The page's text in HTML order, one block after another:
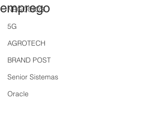
NEGÓCIOS
5G
AGROTECH
BRAND POST
Senior Sistemas
Oracle
emprego